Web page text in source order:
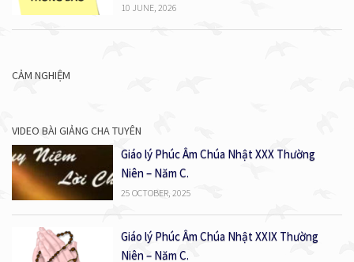
10 JUNE, 2026
CẢM NGHIỆM
VIDEO BÀI GIẢNG CHA TUYÊN
Giáo lý Phúc Âm Chúa Nhật XXX Thường
Niên – Năm C.
25 OCTOBER, 2025
Giáo lý Phúc Âm Chúa Nhật XXIX Thường
Niên – Năm C.